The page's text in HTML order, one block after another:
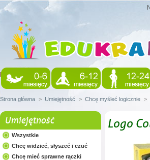
Strona główna > Umiejętność > Chcę myśleć logicznie >
Umiejętność
Wszystkie
Chcę widzieć, słyszeć i czuć
Chcę mieć sprawne rączki
Logo